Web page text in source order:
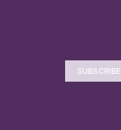
SUBSCRIBE